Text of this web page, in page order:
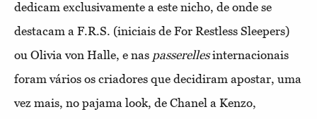
dedicam exclusivamente a este nicho, de onde se
destacam a F.R.S. (iniciais de For Restless Sleepers)
ou Olivia von Halle, e nas passerellesinternacionais
foram vários os criadores que decidiram apostar, uma
vez mais, no pajama look, de Chanel a Kenzo,